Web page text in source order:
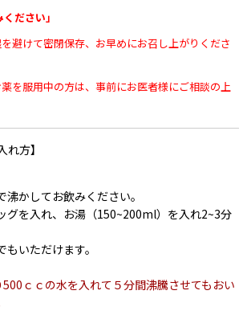
ださい」
避けて密閉保存、お早めにお召し上がりくださ
を服用中の方は、事前にお医者様にご相談の上
れ方】
沸かしてお飲みください。
グを入れ、お湯（150~200ml）を入れ2~3分
もいただけます。
ｃｃの水を入れて５分間沸騰させてもおい